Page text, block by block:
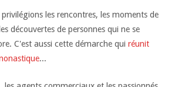
les rencontres, les moments de
découvertes de personnes qui ne se
C'est aussi cette démarche qui réunit
...